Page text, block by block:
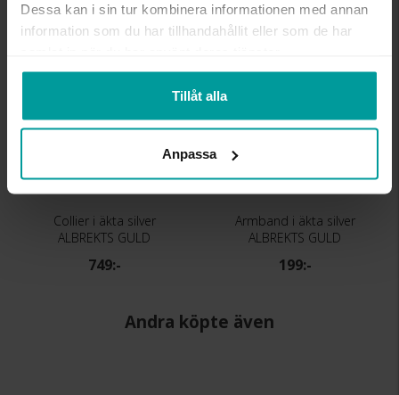
Dessa kan i sin tur kombinera informationen med annan
information som du har tillhandahållit eller som de har
Tillåt alla
Anpassa
Liknande produkter
Collier i äkta silver
ALBREKTS GULD
749:-
Armband i äkta silver
ALBREKTS GULD
199:-
Andra köpte även